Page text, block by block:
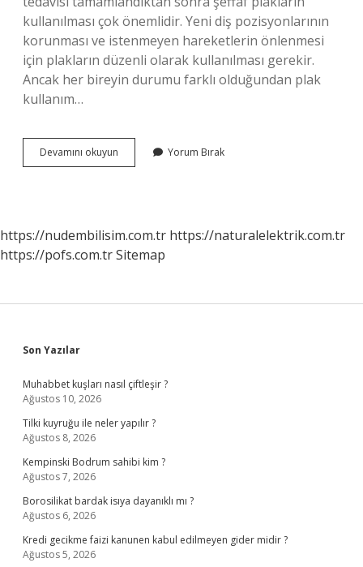
kullanılması çok önemlidir. Yeni diş pozisyonlarının
korunması ve istenmeyen hareketlerin önlenmesi
için plakların düzenli olarak kullanılması gerekir.
Ancak her bireyin durumu farklı olduğundan plak
kullanım…
Devamını okuyun
Plak
Yorum Bırak
https://nudembilisim.com.tr https://naturalelektrik.com.tr
https://pofs.com.trSitemap
Sidebar
Son Yazılar
Muhabbet kuşları nasıl çiftleşir ?
Ağustos 10, 2026
Tilki kuyruğu ile neler yapılır ?
Ağustos 8, 2026
Kempinski Bodrum sahibi kim ?
Ağustos 7, 2026
Borosilikat bardak isıya dayanıklı mı ?
Ağustos 6, 2026
Kredi gecikme faizi kanunen kabul edilmeyen gider midir ?
Ağustos 5, 2026